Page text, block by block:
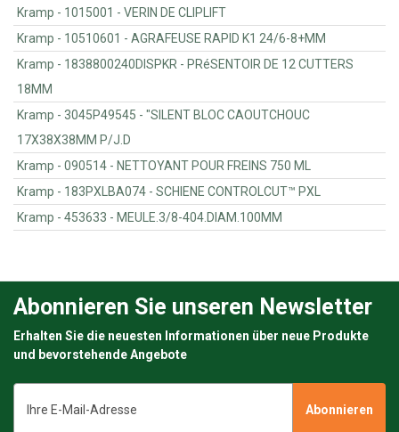
Kramp - 1015001 - VERIN DE CLIPLIFT
Kramp - 10510601 - AGRAFEUSE RAPID K1 24/6-8+MM
Kramp - 1838800240DISPKR - PRéSENTOIR DE 12 CUTTERS
18MM
Kramp - 3045P49545 - "SILENT BLOC CAOUTCHOUC
17X38X38MM P/J.D
Kramp - 090514 - NETTOYANT POUR FREINS 750 ML
Kramp - 183PXLBA074 - SCHIENE CONTROLCUT™ PXL
Kramp - 453633 - MEULE.3/8-404.DIAM.100MM
Abonnieren Sie unseren Newsletter
Erhalten Sie die neuesten Informationen über neue Produkte
und bevorstehende Angebote
Mail-